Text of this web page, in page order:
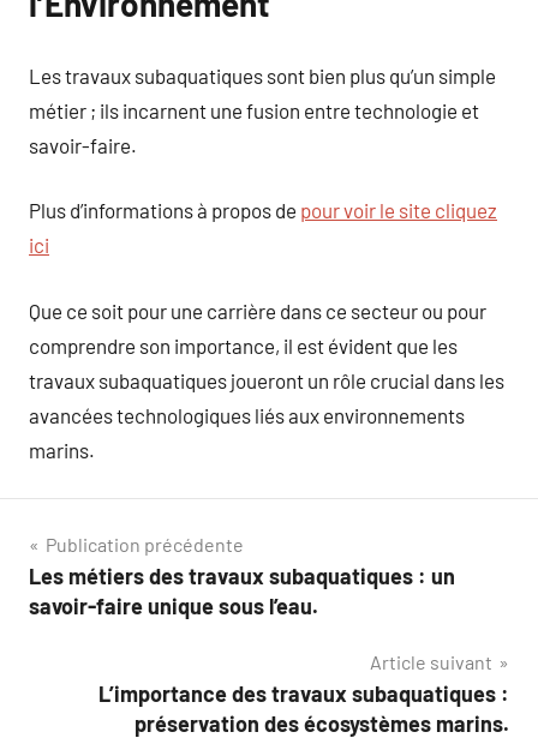
Les travaux subaquatiques sont bien plus qu’un simple
métier ; ils incarnent une fusion entre technologie et
savoir-faire.
Plus d’informations à propos de pour voir le site cliquez
ici
Que ce soit pour une carrière dans ce secteur ou pour
comprendre son importance, il est évident que les
travaux subaquatiques joueront un rôle crucial dans les
avancées technologiques liés aux environnements
marins.
Navigation
de
Publication précédente
Les métiers des travaux subaquatiques : un
savoir-faire unique sous l’eau.
Article suivant
L’importance des travaux subaquatiques :
préservation des écosystèmes marins.